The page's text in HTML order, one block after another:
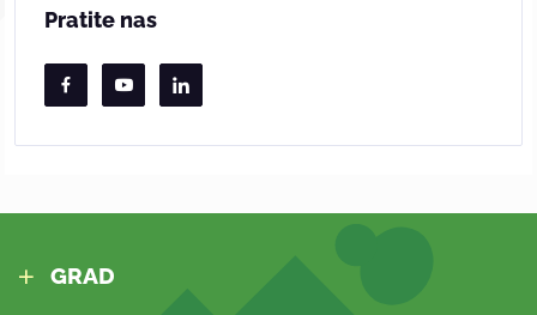
Pratite nas
GRAD